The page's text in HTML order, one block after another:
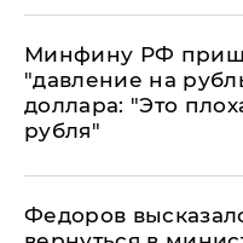
Минфину РФ
"давление на
доллара: "Это
рубля"
Федоров